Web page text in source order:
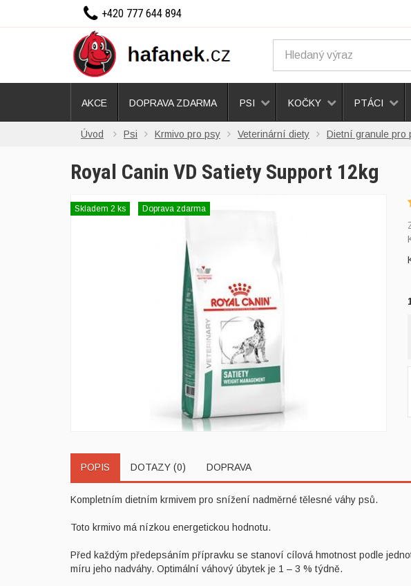
Úvod Psi Krmivo pro psy Veterinární diety Dietní granule pro
Royal Canin VD Satiety Support 12kg
Skladem 2 ks Doprava zdarma
POPIS DOTAZY (0) DOPRAVA
Kompletním dietním krmivem pro snížení nadměrné tělesné váhy psů.
Toto krmivo má nízkou energetickou hodnotu.
Před každým předepsáním přípravku se stanoví cílová hmotnost podle
míru jeho nadváhy. Optimální váhový úbytek je 1 – 3 % týdně.
AKCE DOPRAVA ZDARMA PSI KOČKY PTÁCI
+420 777 644 894